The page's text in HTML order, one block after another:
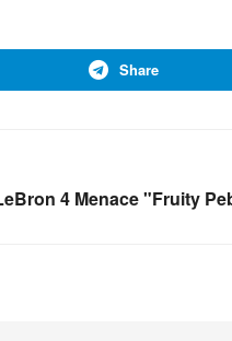
Share
4 Menace "Fruity